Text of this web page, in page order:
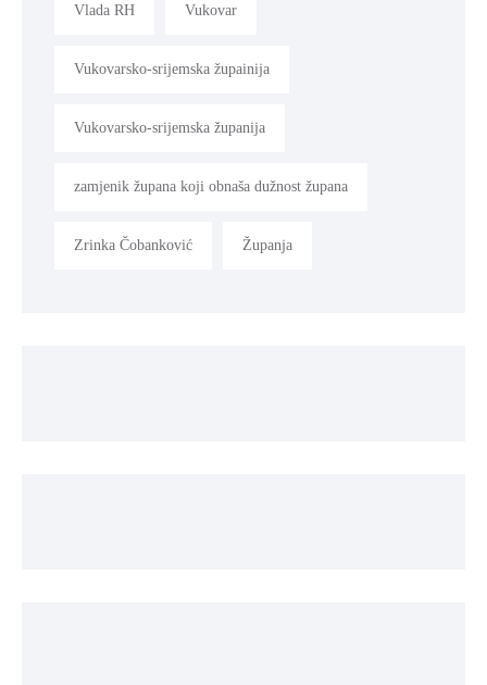
Vlada RH Vukovar
Vukovarsko-srijemska župainija
Vukovarsko-srijemska županija
zamjenik župana koji obnaša dužnost župana
Zrinka Čobanković Županja